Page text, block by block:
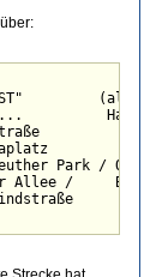
"WEST"
Park /
/